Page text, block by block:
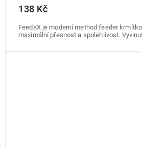
138 Kč
FeedaX je moderní method feeder
maximální přesnost a spolehlivost.